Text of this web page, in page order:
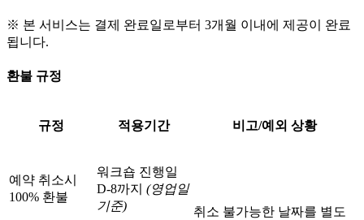
※ 본 서비스는 결제 완료일로부터 3개월 이내에 제공이 완료
됩니다.
환불 규정
규정 적용기간 비고/예외 상황
예약 취소시
100% 환불
워크숍 진행일
D-8까지 (영업일
기준)
취소 불가능한 날짜를 별도